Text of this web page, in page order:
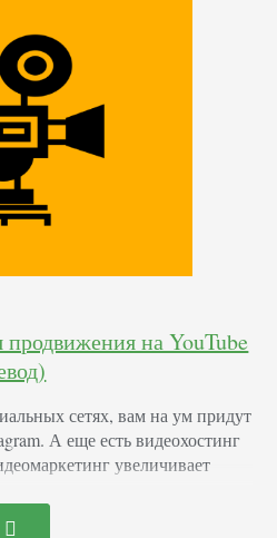
продвижения на YouTube
сетях, вам на ум придут
А еще есть видеохостинг
увеличивает
активист. Каждый месяц на